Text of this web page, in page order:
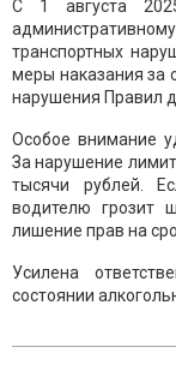
С 1 августа
транспортных
меры наказания за
нарушения Правил
Особое внимание
За нарушение
тысячи рублей.
водителю грозит
лишение прав на
Усилена
состоянии